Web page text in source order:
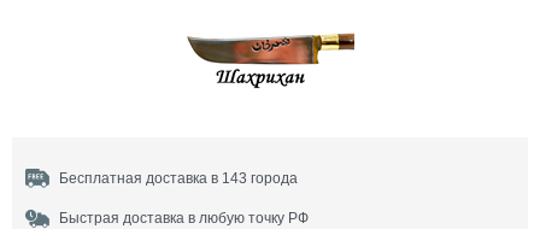
Бесплатная доставка в 143 города
Быстрая доставка в любую точку РФ